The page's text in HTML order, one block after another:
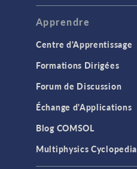
Apprendre
Centre d'Apprentissage
Formations Dirigées
Forum de Discussion
Échange d'Applications
Blog COMSOL
Multiphysics Cyclopedia